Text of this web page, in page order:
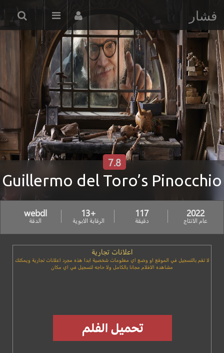
فشار
Guillermo del Toro’s Pinocchio
7.8
2022
عام الانتاج
117
دقيقة
+13
الرقابة الابوية
webdl
الدقة
اعلانات تجارية
لا تقم بالتسجيل في الموقع او وضع اي معلومات شخصية ابدا هذه مجرد اعلانات تجارية ويمكنك
مشاهده الافلام مجانا بالكامل ولا حاجه لتسجيل في اي مكان